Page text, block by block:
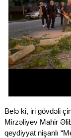
Belə ki, iri gövdəli
Mirzəliyev Mahir
qeydiyyat nişanlı